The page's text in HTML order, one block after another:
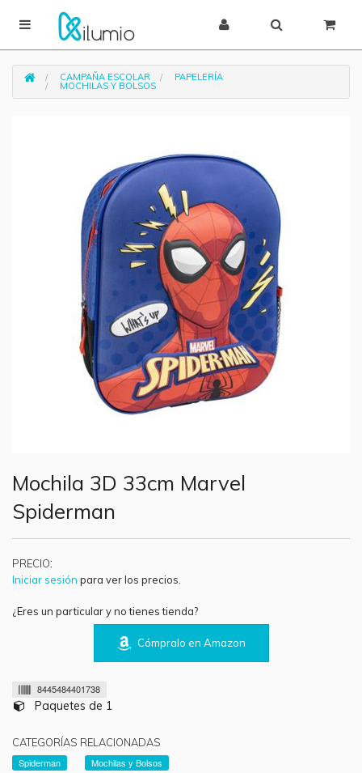
CAMPAÑA ESCOLAR PAPELERÍA
MOCHILAS Y BOLSOS
Mochila 3D 33cm Marvel
Spiderman
PRECIO:
Iniciar sesión para ver los precios.
¿Eres un particular y no tienes tienda?
Cómpralo en Amazon
8445484401738
Paquetes de 1
CATEGORÍAS RELACIONADAS
Spiderman
Mochilas y Bolsos